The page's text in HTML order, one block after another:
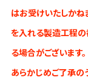
はお受けいたしかね
を入れる製造工程の
る場合がございます。
あらかじめご了承の